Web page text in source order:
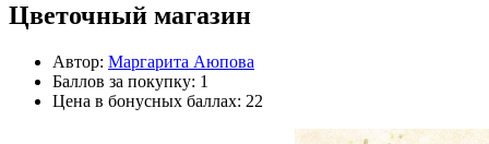
Цветочный магазин
Автор: Маргарита Аюпова
Баллов за покупку: 1
Цена в бонусных баллах: 22